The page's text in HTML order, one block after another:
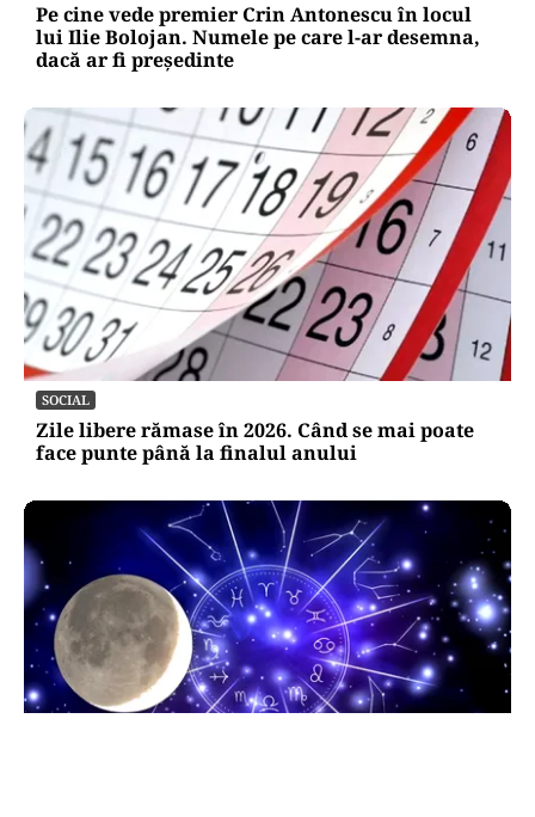
Pe cine vede premier Crin Antonescu în locul
lui Ilie Bolojan. Numele pe care l-ar desemna,
dacă ar fi președinte
SOCIAL
Zile libere rămase în 2026. Când se mai poate
face punte până la finalul anului